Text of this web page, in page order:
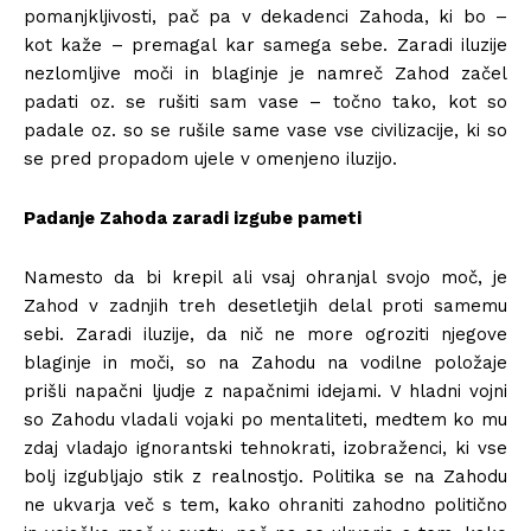
pomanjkljivosti, pač pa v dekadenci Zahoda, ki bo –
kot kaže – premagal kar samega sebe. Zaradi iluzije
nezlomljive moči in blaginje je namreč Zahod začel
padati oz. se rušiti sam vase – točno tako, kot so
padale oz. so se rušile same vase vse civilizacije, ki so
se pred propadom ujele v omenjeno iluzijo.
Padanje Zahoda zaradi izgube pameti
Namesto da bi krepil ali vsaj ohranjal svojo moč, je
Zahod v zadnjih treh desetletjih delal proti samemu
sebi. Zaradi iluzije, da nič ne more ogroziti njegove
blaginje in moči, so na Zahodu na vodilne položaje
prišli napačni ljudje z napačnimi idejami. V hladni vojni
so Zahodu vladali vojaki po mentaliteti, medtem ko mu
zdaj vladajo ignorantski tehnokrati, izobraženci, ki vse
bolj izgubljajo stik z realnostjo. Politika se na Zahodu
ne ukvarja več s tem, kako ohraniti zahodno politično